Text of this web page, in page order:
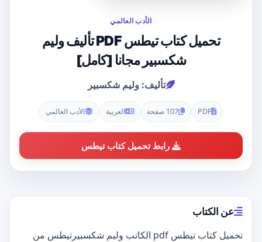
الأدب العالمي
تحميل كتاب تيطس PDF تأليف وليم
شكسبير مجانا [كامل]
تأليف: وليم شكسبير
PDF 107 صفحة العربية الأدب العالمي
رابط تحميل كتاب تيطس
عن الكتاب
تحميل كتاب تيطس pdf الكاتب وليم شكسبيرتيطس من